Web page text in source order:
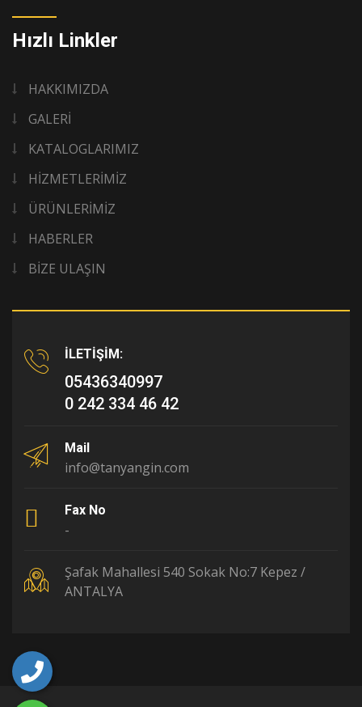
Hızlı Linkler
HAKKIMIZDA
GALERİ
KATALOGLARIMIZ
HİZMETLERİMİZ
ÜRÜNLERİMİZ
HABERLER
BİZE ULAŞIN
İLETİŞİM:
05436340997
0 242 334 46 42
Mail
info@tanyangin.com
Fax No
-
Şafak Mahallesi 540 Sokak No:7 Kepez /
ANTALYA